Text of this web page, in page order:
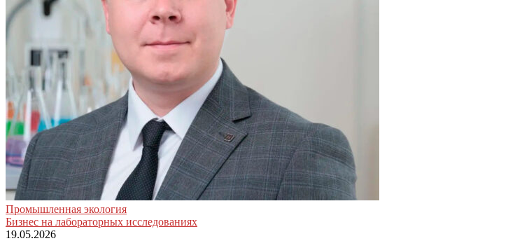
Промышленная экология
Бизнес на лабораторных исследованиях
19.05.2026